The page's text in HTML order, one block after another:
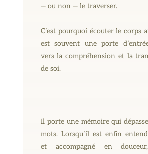
— ou non — le traverser.
C’est pourquoi écouter le corps
est souvent une porte
vers la compréhension et la
de soi.
Il porte une mémoire qui
mots. Lorsqu’il est enfin
et accompagné en